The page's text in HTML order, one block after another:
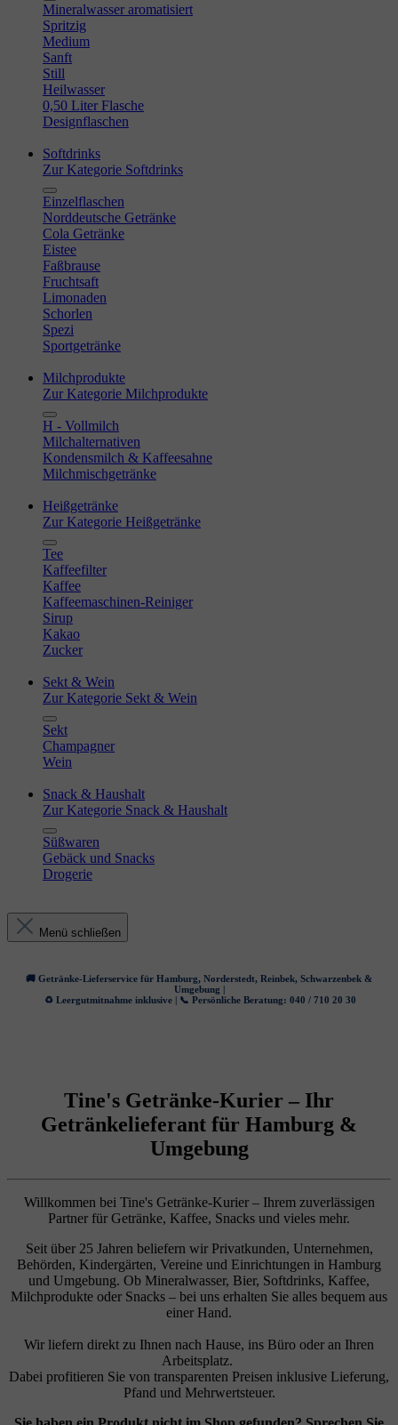
Mineralwasser aromatisiert
Spritzig
Medium
Sanft
Still
Heilwasser
0,50 Liter Flasche
Designflaschen
Softdrinks
Zur Kategorie Softdrinks
Einzelflaschen
Norddeutsche Getränke
Cola Getränke
Eistee
Faßbrause
Fruchtsaft
Limonaden
Schorlen
Spezi
Sportgetränke
Milchprodukte
Zur Kategorie Milchprodukte
H - Vollmilch
Milchalternativen
Kondensmilch & Kaffeesahne
Milchmischgetränke
Heißgetränke
Zur Kategorie Heißgetränke
Tee
Kaffeefilter
Kaffee
Kaffeemaschinen-Reiniger
Sirup
Kakao
Zucker
Sekt & Wein
Zur Kategorie Sekt & Wein
Sekt
Champagner
Wein
Snack & Haushalt
Zur Kategorie Snack & Haushalt
Süßwaren
Gebäck und Snacks
Drogerie
Menü schließen
🚚 Getränke-Lieferservice für Hamburg, Norderstedt, Reinbek, Schwarzenbek &
Umgebung |
♻️ Leergutmitnahme inklusive | 📞 Persönliche Beratung: 040 / 710 20 30
Tine's Getränke-Kurier – Ihr
Getränkelieferant für Hamburg &
Umgebung
Willkommen bei Tine's Getränke-Kurier – Ihrem zuverlässigen
Partner für Getränke, Kaffee, Snacks und vieles mehr.
Seit über 25 Jahren beliefern wir Privatkunden, Unternehmen,
Behörden, Kindergärten, Vereine und Einrichtungen in Hamburg
und Umgebung. Ob Mineralwasser, Bier, Softdrinks, Kaffee,
Milchprodukte oder Snacks – bei uns erhalten Sie alles bequem aus
einer Hand.
Wir liefern direkt zu Ihnen nach Hause, ins Büro oder an Ihren
Arbeitsplatz.
Dabei profitieren Sie von transparenten Preisen inklusive Lieferung,
Pfand und Mehrwertsteuer.